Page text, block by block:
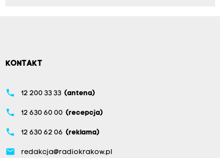
KONTAKT
phone 12 200 33 33 (antena)
phone 12 630 60 00 (recepcja)
phone 12 630 62 06 (reklama)
email redakcja@radiokrakow.pl